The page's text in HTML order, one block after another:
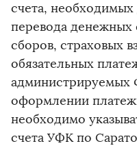
счета,
перевода денежных
сборов, страховых
обязательных
оформлении
необходимо
счета УФК по